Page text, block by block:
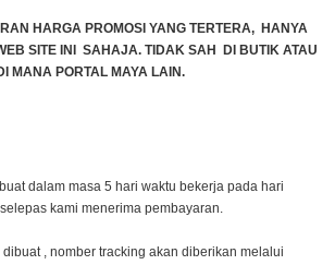
HARGA PROMOSI YANG TERTERA, HANYA
SITE INI SAHAJA. TIDAK SAH DI BUTIK ATAU
MANA PORTAL MAYA LAIN.
dalam masa 5 hari waktu bekerja pada hari
kami menerima pembayaran.
, nomber tracking akan diberikan melalui